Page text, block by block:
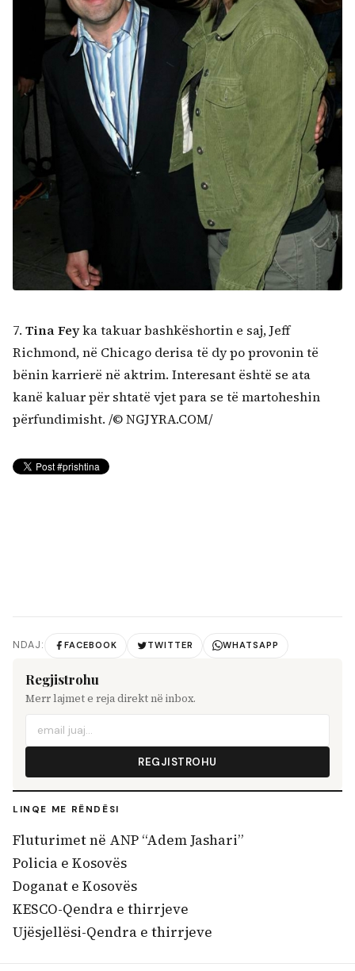
7. Tina Feyka takuar bashkëshortin e saj, Jeff
Richmond, në Chicago derisa të dy po provonin të
bënin karrierë në aktrim. Interesant është se ata
kanë kaluar për shtatë vjet para se të martoheshin
përfundimisht. /© NGJYRA.COM/
NDAJ: FACEBOOK TWITTER WHATSAPP
Regjistrohu
Merr lajmet e reja direkt në inbox.
REGJISTROHU
LINQE ME RËNDËSI
Fluturimet në ANP “Adem Jashari”
Policia e Kosovës
Doganat e Kosovës
KESCO-Qendra e thirrjeve
Ujësjellësi-Qendra e thirrjeve